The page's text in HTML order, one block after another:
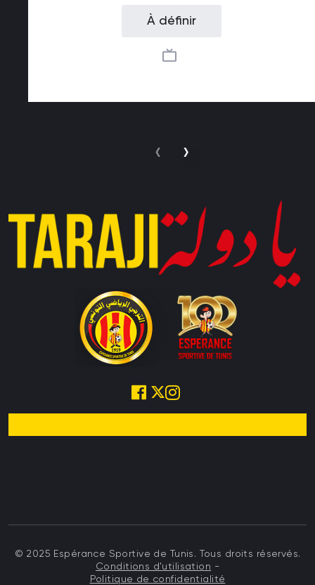
À définir
‹ ›
© 2025 Espérance Sportive de Tunis. Tous droits réservés.
Conditions d'utilisation -
Politique de confidentialité